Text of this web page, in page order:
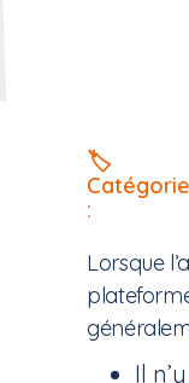
🏷️
Catégorie
:
Lorsque
Il